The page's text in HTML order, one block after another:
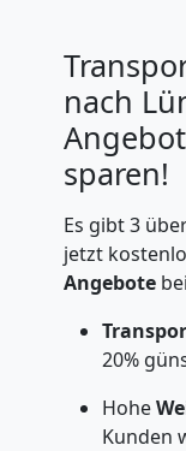
nach
sparen!
Es gibt 3
jetzt
Angebote
20%
Hohe
Kunden